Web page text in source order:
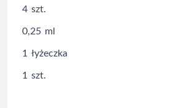
4 szt.
0,25 ml
1 łyżeczka
1 szt.